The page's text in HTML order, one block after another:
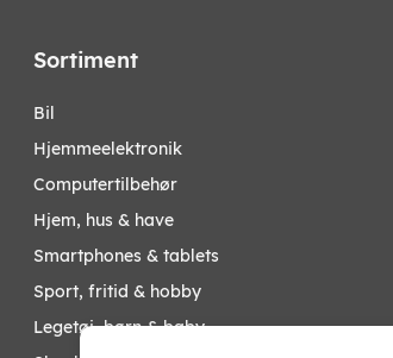
Sortiment
bil
hjemmeelektronik
computertilbehør
hjem, hus & have
smartphones & tablets
sport, fritid & hobby
legetøj, børn & baby